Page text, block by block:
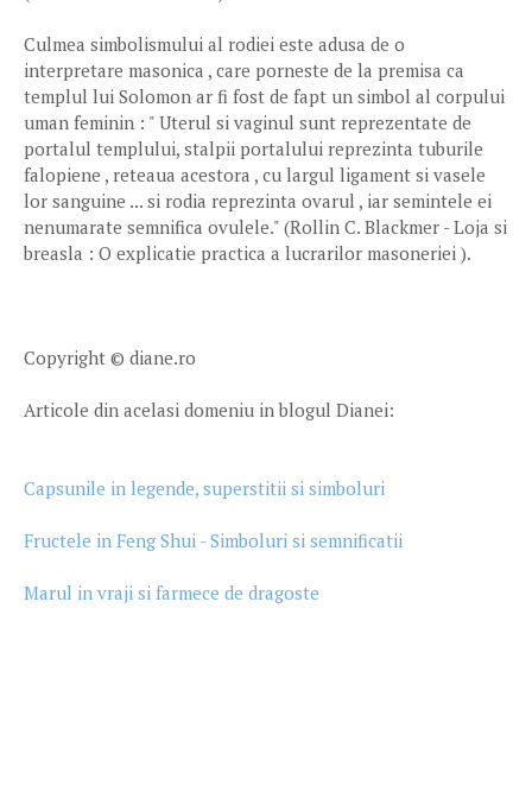
Culmea simbolismului al rodiei este adusa de o
interpretare masonica , care porneste de la premisa ca
templul lui Solomon ar fi fost de fapt un simbol al corpului
uman feminin : " Uterul si vaginul sunt reprezentate de
portalul templului, stalpii portalului reprezinta tuburile
falopiene , reteaua acestora , cu largul ligament si vasele
lor sanguine ... si rodia reprezinta ovarul , iar semintele ei
nenumarate semnifica ovulele." (Rollin C. Blackmer - Loja si
breasla : O explicatie practica a lucrarilor masoneriei ).
Copyright © diane.ro
Articole din acelasi domeniu in blogul Dianei:
Capsunile in legende, superstitii si simboluri
Fructele in Feng Shui - Simboluri si semnificatii
Marul in vraji si farmece de dragoste